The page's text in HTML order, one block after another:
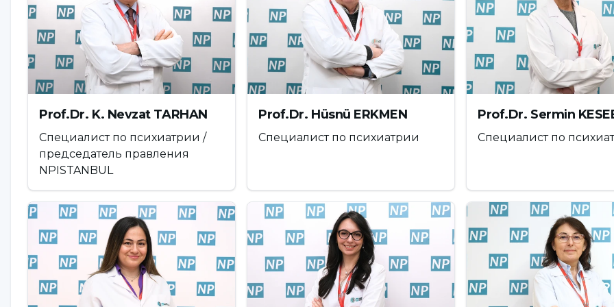
направлено на выявление стрессовых ситуаций и разработку стратегий их решения, изучение
методов релаксации, позитивно-негативного мышления, развитие способности анализировать
и понимать социальные отношения, развитие позитивных отношений со сверстниками,
повышение способности идти на компромисс в проблемных ситуациях, лучше решать
быть демократичным в отношениях.
Шаг 6: Управление гневом, стрессом и временем
В психологии развивается управление гневом, стрессом и временем, умение сохранять
спокойствие в стрессовых ситуациях. В зависимости от необходимости применяются методы
индивидуальной или групповой психотерапии. Распознавание стресса и стрессовых реакций,
работа над методами преодоления стресса, информирование о реакции "борьбы или бегства",
приобретение опыта преодоления стрессовых ситуаций с помощью метода ролевых игр, а
также преимущества позитивного мышления в стрессовых ситуациях будут направлены на
развитие умения правильно, качественно и целенаправленно использовать время.
Prof.Dr. K. Nevzat TARHAN
Специалист по психиатрии /
председатель правления
NPISTANBUL
Prof.Dr. Hüsnü ERKMEN
Специалист по психиатрии
Prof.Dr. Sermin
Специалист по